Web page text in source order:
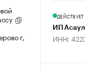
г,
ДЕЙСТВУЕТ
ИП
ИНН: